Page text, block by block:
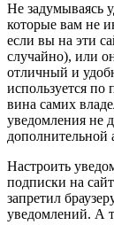
Не задумываясь
которые вам не
если вы на эти
случайно), или
отличный и
используется по
вина самих
уведомления не
дополнительной
Настроить
подписки на
запретил
уведомлений. А